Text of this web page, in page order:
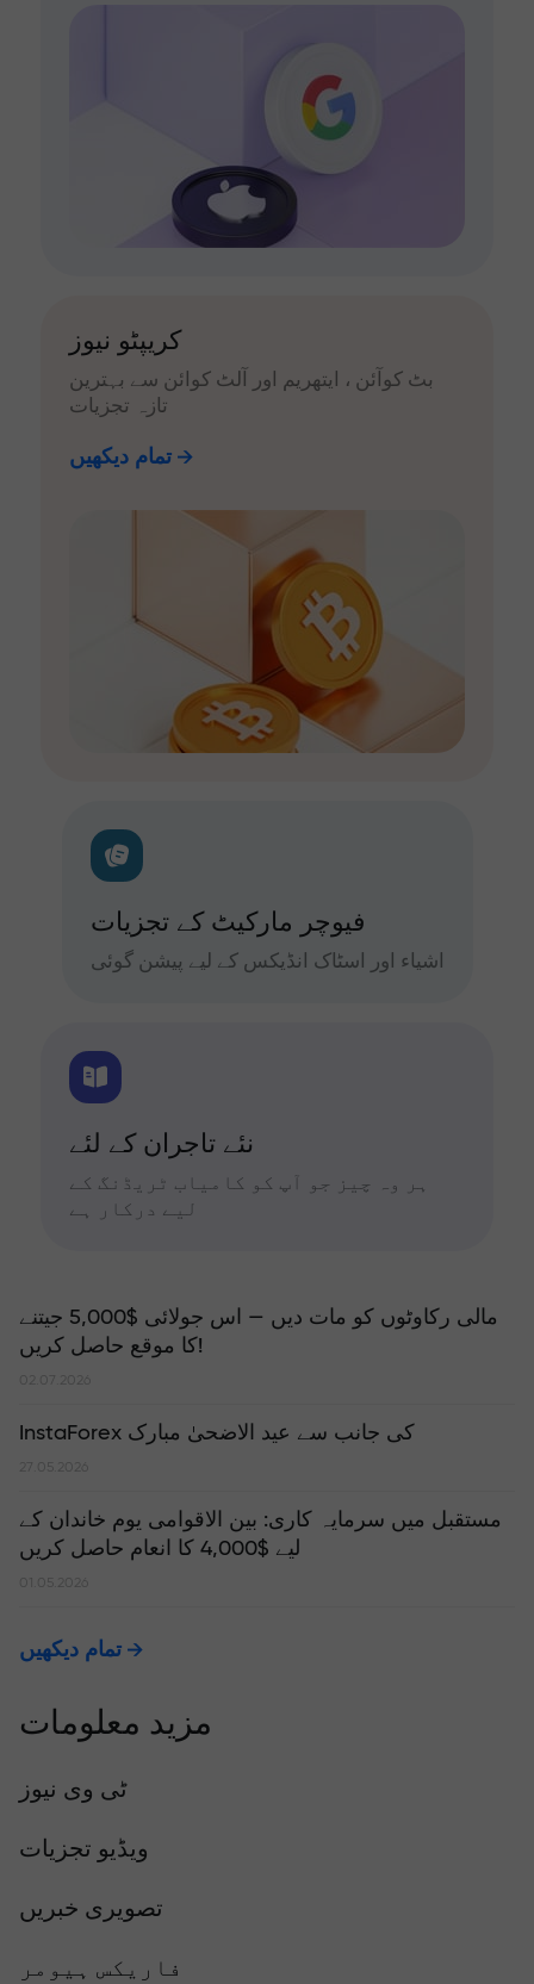
کریپٹو نیوز
بٹ کوآئن ، ایتھریم اور آلٹ کوائن سے بہترین
تازہ تجزیات
تمام دیکھیں
فیوچر مارکیٹ کے تجزیات
اشیاء اور اسٹاک انڈیکس کے لیے پیشن گوئی
نئے تاجران کے لئے
ہر وہ چیز جو آپ کو کامیاب ٹریڈنگ کے
لیے درکار ہے
مالی رکاوٹوں کو مات دیں — اس جولائی $5,000 جیتنے
کا موقع حاصل کریں!
02.07.2026
InstaForex کی جانب سے عید الاضحیٰ مبارک
27.05.2026
مستقبل میں سرمایہ کاری: بین الاقوامی یوم خاندان کے
لیے $4,000 کا انعام حاصل کریں
01.05.2026
تمام دیکھیں
مزید معلومات
ٹی وی نیوز
ویڈیو تجزیات
تصویری خبریں
فاریکس ہیومر